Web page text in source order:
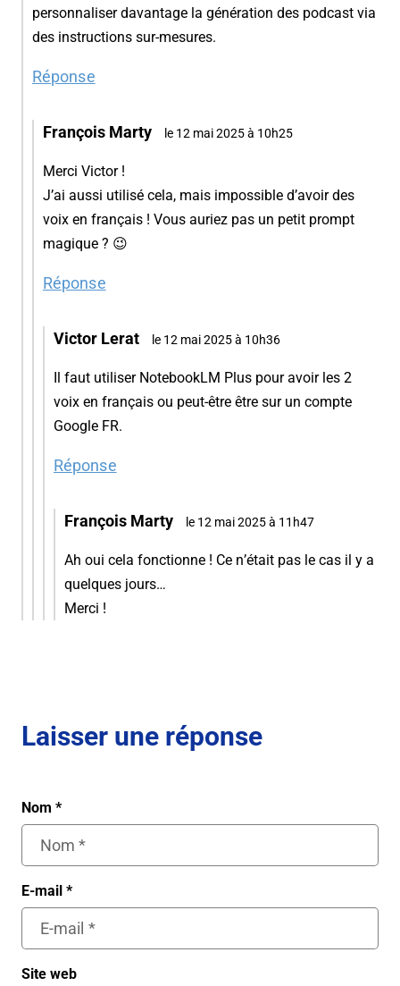
personnaliser davantage la génération des podcast via
des instructions sur-mesures.
Réponse
François Marty le 12 mai 2025 à 10h25
Merci Victor !
J’ai aussi utilisé cela, mais impossible d’avoir des
voix en français ! Vous auriez pas un petit prompt
magique ? 😉
Réponse
Victor Lerat le 12 mai 2025 à 10h36
Il faut utiliser NotebookLM Plus pour avoir les 2
voix en français ou peut-être être sur un compte
Google FR.
Réponse
François Marty le 12 mai 2025 à 11h47
Ah oui cela fonctionne ! Ce n’était pas le cas il y a
quelques jours…
Merci !
Laisser une réponse
Nom *
E-mail *
Site web